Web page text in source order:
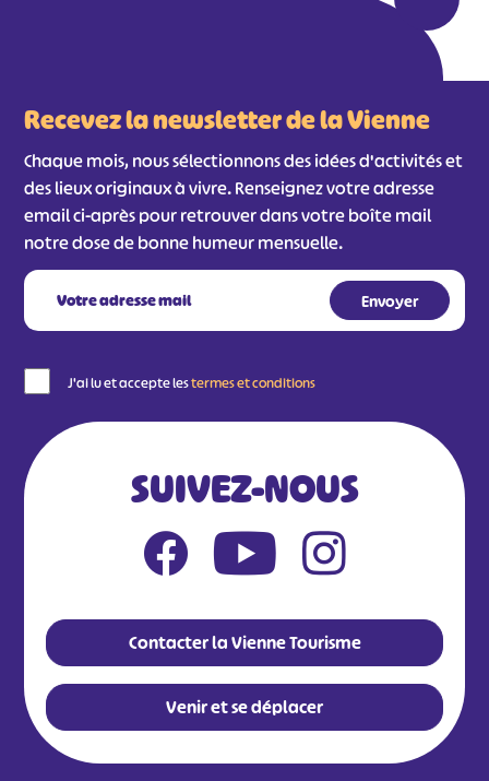
Recevez la newsletter de la Vienne
Chaque mois, nous sélectionnons des idées d'activités et
des lieux originaux à vivre. Renseignez votre adresse
email ci-après pour retrouver dans votre boîte mail
notre dose de bonne humeur mensuelle.
J'ai lu et accepte lestermes et conditions
SUIVEZ-NOUS
Contacter la Vienne Tourisme
Venir et se déplacer
#